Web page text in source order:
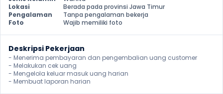
Lokasi
Berada pada provinsi Jawa Timur
Pengalaman
Tanpa pengalaman bekerja
Foto
Wajib memiliki foto
Deskripsi Pekerjaan
- Menerima pembayaran dan pengembalian uang customer
- Melakukan cek uang
- Mengelola keluar masuk uang harian
- Membuat laporan harian